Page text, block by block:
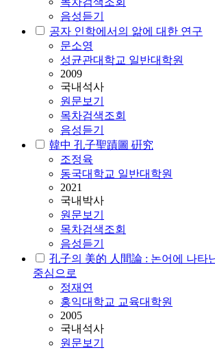
음성듣기
공자 인학에서의 앎에 대한 연구
문소영
성균관대학교 일반대학원
2009
국내석사
원문보기
목차검색조회
음성듣기
韓中 孔子聖蹟圖 硏究
조정육
동국대학교 일반대학원
2021
국내박사
원문보기
목차검색조회
음성듣기
孔子의 美的 人間論 : 논어에 나타
중심으로
정재연
홍익대학교 교육대학원
2005
국내석사
원문보기